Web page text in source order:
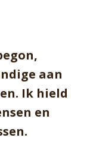
aan
Ik hield
en